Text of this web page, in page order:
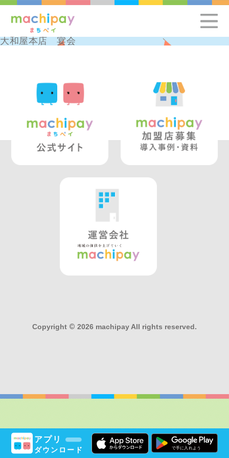
アプリ
ダウンロード
大和屋本店 宴会
Copyright © 2026 machipay All rights reserved.